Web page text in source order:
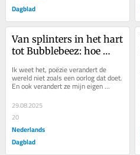
Dagblad
Van splinters in het hart
tot Bubblebeez: hoe
vinden voor seksueel
misbruik en geweld
Ik weet het, poëzie verandert de
wereld niet zoals een oorlog dat doet.
En ook verandert ze mijn eigen
wereld niet zoals een heftige,
traumatische...
29.08.2025
20
Nederlands
Dagblad